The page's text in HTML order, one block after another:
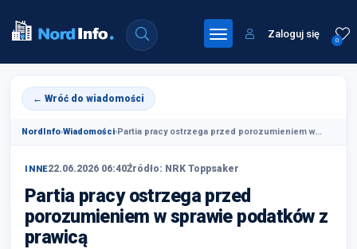
0
Zaloguj się
← Wróć do wiadomości
NordInfo›Wiadomości›Partia pracy ostrzega przed porozumieniem w...
INNE22.06.2026 06:40Źródło: NRK Toppsaker
Partia pracy ostrzega przed
porozumieniem w sprawie podatków z
prawicą